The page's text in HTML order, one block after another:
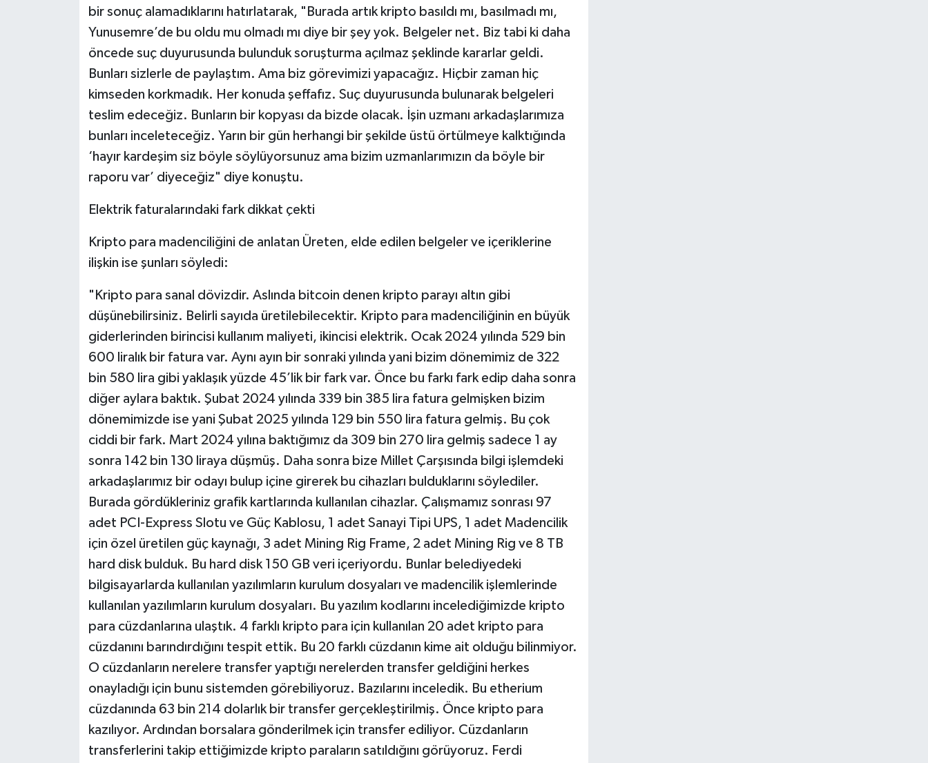
bir sonuç alamadıklarını hatırlatarak, "Burada artık kripto basıldı mı, basılmadı mı,
Yunusemre’de bu oldu mu olmadı mı diye bir şey yok. Belgeler net. Biz tabi ki daha
öncede suç duyurusunda bulunduk soruşturma açılmaz şeklinde kararlar geldi.
Bunları sizlerle de paylaştım. Ama biz görevimizi yapacağız. Hiçbir zaman hiç
kimseden korkmadık. Her konuda şeffafız. Suç duyurusunda bulunarak belgeleri
teslim edeceğiz. Bunların bir kopyası da bizde olacak. İşin uzmanı arkadaşlarımıza
bunları inceleteceğiz. Yarın bir gün herhangi bir şekilde üstü örtülmeye kalktığında
‘hayır kardeşim siz böyle söylüyorsunuz ama bizim uzmanlarımızın da böyle bir
raporu var’ diyeceğiz" diye konuştu.
Elektrik faturalarındaki fark dikkat çekti
Kripto para madenciliğini de anlatan Üreten, elde edilen belgeler ve içeriklerine
ilişkin ise şunları söyledi:
"Kripto para sanal dövizdir. Aslında bitcoin denen kripto parayı altın gibi
düşünebilirsiniz. Belirli sayıda üretilebilecektir. Kripto para madenciliğinin en büyük
giderlerinden birincisi kullanım maliyeti, ikincisi elektrik. Ocak 2024 yılında 529 bin
600 liralık bir fatura var. Aynı ayın bir sonraki yılında yani bizim dönemimiz de 322
bin 580 lira gibi yaklaşık yüzde 45’lik bir fark var. Önce bu farkı fark edip daha sonra
diğer aylara baktık. Şubat 2024 yılında 339 bin 385 lira fatura gelmişken bizim
dönemimizde ise yani Şubat 2025 yılında 129 bin 550 lira fatura gelmiş. Bu çok
ciddi bir fark. Mart 2024 yılına baktığımız da 309 bin 270 lira gelmiş sadece 1 ay
sonra 142 bin 130 liraya düşmüş. Daha sonra bize Millet Çarşısında bilgi işlemdeki
arkadaşlarımız bir odayı bulup içine girerek bu cihazları bulduklarını söylediler.
Burada gördükleriniz grafik kartlarında kullanılan cihazlar. Çalışmamız sonrası 97
adet PCI-Express Slotu ve Güç Kablosu, 1 adet Sanayi Tipi UPS, 1 adet Madencilik
için özel üretilen güç kaynağı, 3 adet Mining Rig Frame, 2 adet Mining Rig ve 8 TB
hard disk bulduk. Bu hard disk 150 GB veri içeriyordu. Bunlar belediyedeki
bilgisayarlarda kullanılan yazılımların kurulum dosyaları ve madencilik işlemlerinde
kullanılan yazılımların kurulum dosyaları. Bu yazılım kodlarını incelediğimizde kripto
para cüzdanlarına ulaştık. 4 farklı kripto para için kullanılan 20 adet kripto para
cüzdanını barındırdığını tespit ettik. Bu 20 farklı cüzdanın kime ait olduğu bilinmiyor.
O cüzdanların nerelere transfer yaptığı nerelerden transfer geldiğini herkes
onayladığı için bunu sistemden görebiliyoruz. Bazılarını inceledik. Bu etherium
cüzdanında 63 bin 214 dolarlık bir transfer gerçekleştirilmiş. Önce kripto para
kazılıyor. Ardından borsalara gönderilmek için transfer ediliyor. Cüzdanların
transferlerini takip ettiğimizde kripto paraların satıldığını görüyoruz. Ferdi